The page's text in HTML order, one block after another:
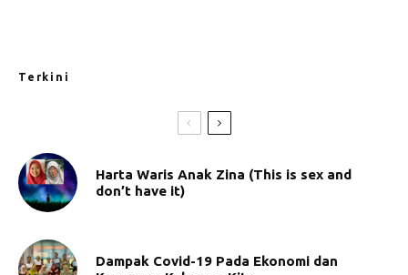
Terkini
Harta Waris Anak Zina (This is sex and
don’t have it)
Dampak Covid-19 Pada Ekonomi dan